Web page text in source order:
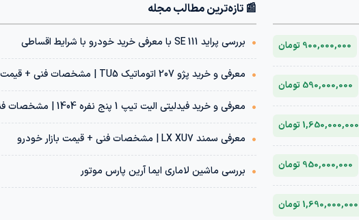
900,000,000 تومان
590,000,000 تومان
1,650,000,000 تومان
950,000,000 تومان
1,690,000,000 تومان
📰 تازه‌ترین مطالب مجله
• بررسی پراید 111 SE با معرفی خرید خودرو با شرایط اقساطی
• معرفی و خرید پژو 207 اتوماتیک TU5 | مشخصات فنی + قیمت بازار
• معرفی و خرید فیدلیتی الیت تیپ 1 پنج نفره 1404 | مشخصات فنی + قیمت بازار
• معرفی سمند LX XU7 | مشخصات فنی + قیمت بازار خودرو
• بررسی ماشین لاماری ایما آرین پارس موتور